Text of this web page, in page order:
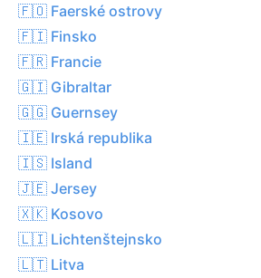
🇫🇴 Faerské ostrovy
🇫🇮 Finsko
🇫🇷 Francie
🇬🇮 Gibraltar
🇬🇬 Guernsey
🇮🇪 Irská republika
🇮🇸 Island
🇯🇪 Jersey
🇽🇰 Kosovo
🇱🇮 Lichtenštejnsko
🇱🇹 Litva